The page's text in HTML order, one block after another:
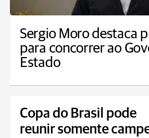
Sergio Moro destaca
para concorrer ao
Estado
Copa do Brasil pode
reunir somente